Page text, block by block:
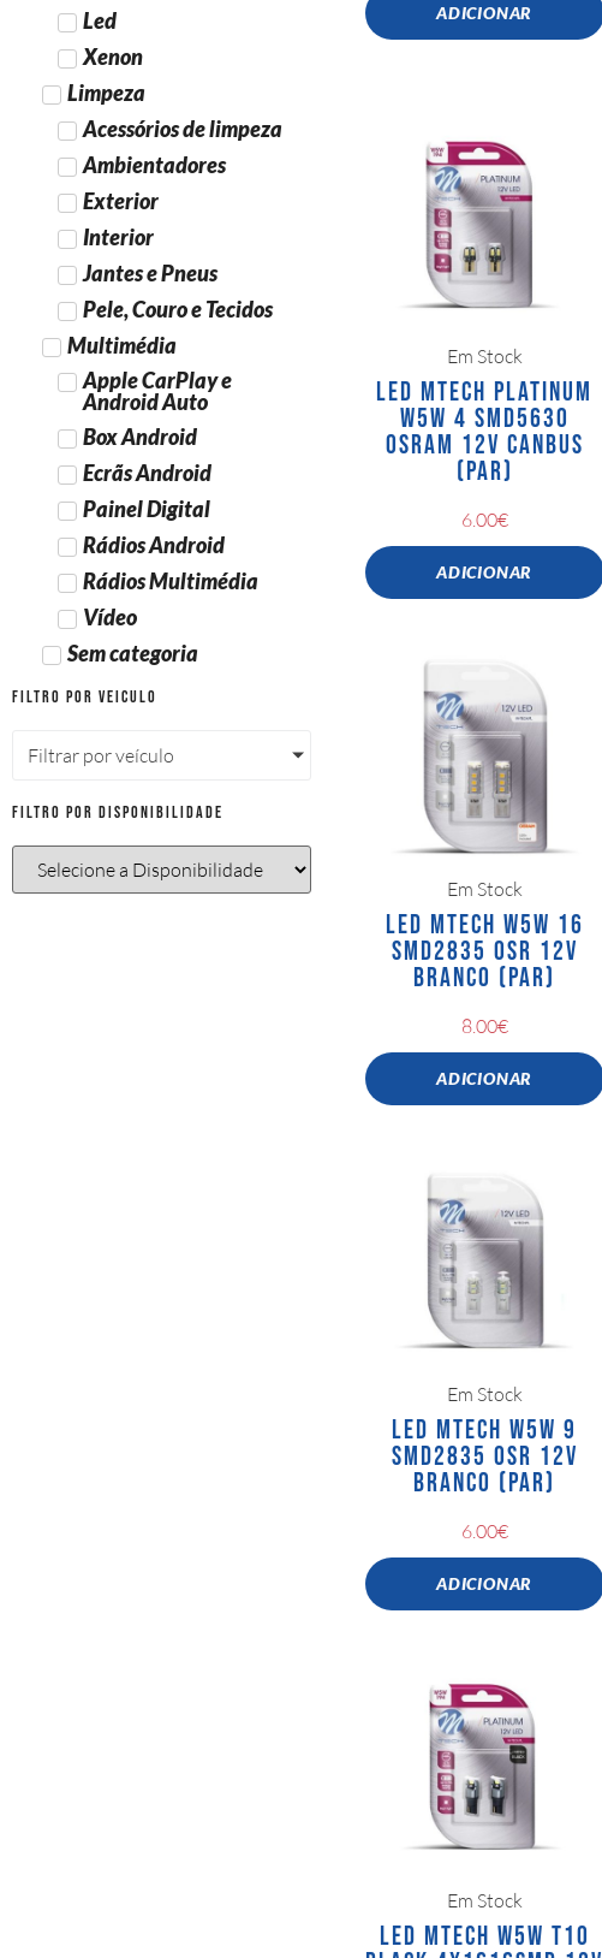
Led
Xenon
Limpeza
Acessórios de limpeza
Ambientadores
Exterior
Interior
Jantes e Pneus
Pele, Couro e Tecidos
Multimédia
Apple CarPlay e
Android Auto
Box Android
Ecrãs Android
Painel Digital
Rádios Android
Rádios Multimédia
Vídeo
Sem categoria
Filtro por Veiculo
Filtrar por veículo
Filtro por Disponibilidade
ADICIONAR
Em Stock
LED MTECH PLATINUM
W5W 4 SMD5630
OSRAM 12V CANBUS
(PAR)
6.00€
ADICIONAR
Em Stock
LED MTECH W5W 16
SMD2835 OSR 12V
BRANCO (PAR)
8.00€
ADICIONAR
Em Stock
LED MTECH W5W 9
SMD2835 OSR 12V
BRANCO (PAR)
6.00€
ADICIONAR
Em Stock
LED MTECH W5W T10